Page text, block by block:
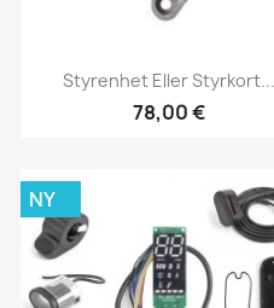
Snabbvy
Styrenhet Eller Styrkort...
78,00 €
NY